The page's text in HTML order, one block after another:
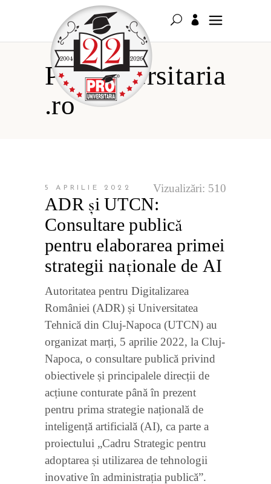
Prouniversitaria
.ro
5 APRILIE 2022
ADR și UTCN:
Consultare publică
pentru elaborarea primei
strategii naționale de AI
Vizualizări: 510
Autoritatea pentru Digitalizarea
României (ADR) și Universitatea
Tehnică din Cluj-Napoca (UTCN) au
organizat marți, 5 aprilie 2022, la Cluj-
Napoca, o consultare publică privind
obiectivele și principalele direcții de
acțiune conturate până în prezent
pentru prima strategie națională de
inteligență artificială (AI), ca parte a
proiectului „Cadru Strategic pentru
adoptarea și utilizarea de tehnologii
inovative în administrația publică”.